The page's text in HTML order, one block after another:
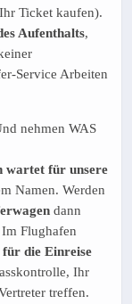
Ticket kaufen).
Aufenthalts,
Service Arbeiten
nehmen WAS
wartet für unsere
Namen. Werden
dann
Flughafen
für die Einreise
Ihr
treffen.